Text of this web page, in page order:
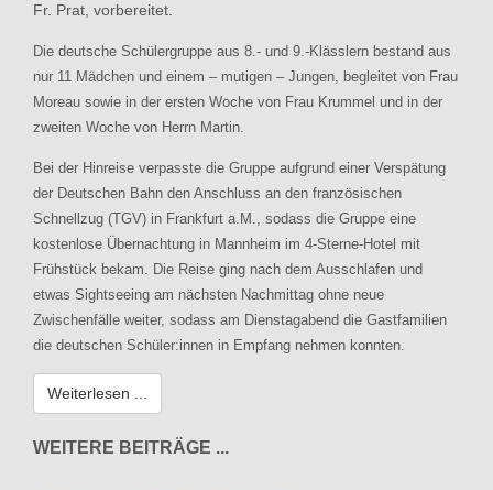
Fr. Prat, vorbereitet.
Die deutsche Schülergruppe aus 8.- und 9.-Klässlern bestand aus
nur 11 Mädchen und einem – mutigen – Jungen, begleitet von Frau
Moreau sowie in der ersten Woche von Frau Krummel und in der
zweiten Woche von Herrn Martin.
Bei der Hinreise verpasste die Gruppe aufgrund einer Verspätung
der Deutschen Bahn den Anschluss an den französischen
Schnellzug (TGV) in Frankfurt a.M., sodass die Gruppe eine
kostenlose Übernachtung in Mannheim im 4-Sterne-Hotel mit
Frühstück bekam. Die Reise ging nach dem Ausschlafen und
etwas Sightseeing am nächsten Nachmittag ohne neue
Zwischenfälle weiter, sodass am Dienstagabend die Gastfamilien
die deutschen Schüler:innen in Empfang nehmen konnten.
Weiterlesen ...
WEITERE BEITRÄGE ...